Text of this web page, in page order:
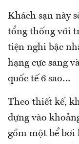
Khách sạn này
tổng thống với
tiện nghi bậc
hạng cực sang
quốc tế 6 sao…
Theo thiết kế,
dựng vào
gồm một bể bơi